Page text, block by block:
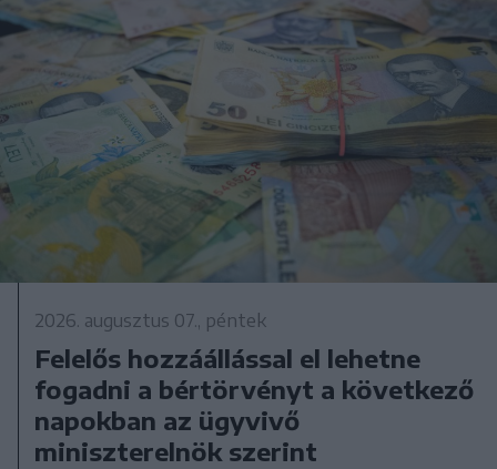
2026. augusztus 07., péntek
Felelős hozzáállással el lehetne
fogadni a bértörvényt a következő
napokban az ügyvivő
miniszterelnök szerint